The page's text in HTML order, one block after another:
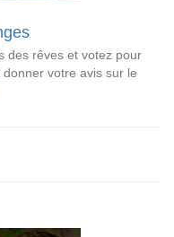
des rêves et votez pour
votre avis sur le